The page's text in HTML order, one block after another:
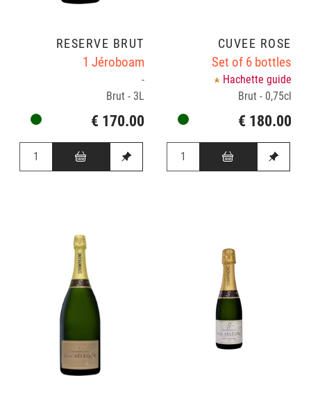
RÉSERVE BRUT
1 Jéroboam
-
Brut - 3L
€ 170.00
CUVÉE ROSÉ
Set of 6 bottles
Hachette guide
Brut - 0,75cl
€ 180.00